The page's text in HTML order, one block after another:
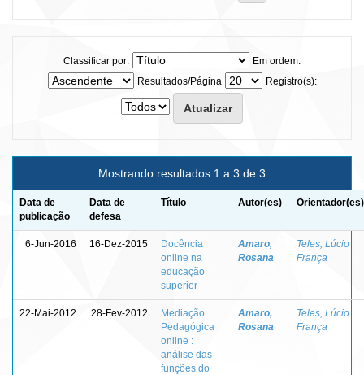
Classificar por:
Em ordem:
Resultados/Página
Registro(s):
Mostrando resultados 1 a 3 de 3
Data de
publicação
Data de
defesa
Título Autor(es) Orientador(es)
6-Jun-2016 16-Dez-2015
Docência
online na
educação
superior
Amaro,
Rosana
Teles, Lúcio
França
22-Mai-2012 28-Fev-2012
Mediação
Pedagógica
online :
análise das
funções do
Amaro,
Rosana
Teles, Lúcio
França